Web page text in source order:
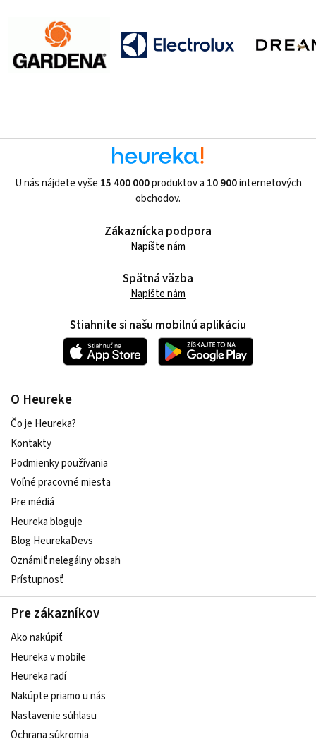
U nás nájdete vyše 15 400 000produktov a 10 900internetových
obchodov.
O Heureke
Čo je Heureka?
Kontakty
Podmienky používania
Voľné pracovné miesta
Pre médiá
Heureka bloguje
Blog HeurekaDevs
Oznámiť nelegálny obsah
Prístupnosť
Pre zákazníkov
Ako nakúpiť
Heureka v mobile
Heureka radí
Nakúpte priamo u nás
Nastavenie súhlasu
Ochrana súkromia
Zákaznícka podpora
Napíšte nám
Spätná väzba
Napíšte nám
Stiahnite si našu mobilnú aplikáciu